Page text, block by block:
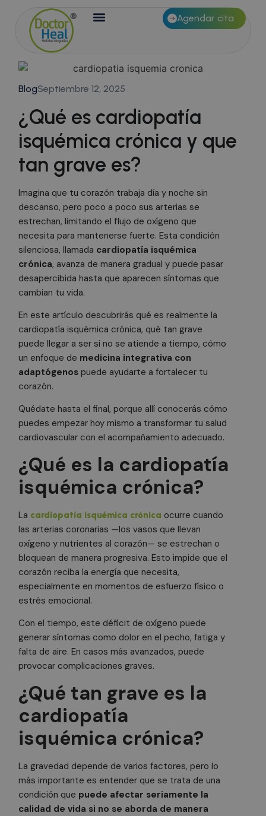
Agendar cita
BlogSeptiembre 12, 2025
¿Qué es cardiopatía
isquémica crónica y que
tan grave es?
Imagina que tu corazón trabaja día y noche sin
descanso, pero poco a poco sus arterias se
estrechan, limitando el flujo de oxígeno que
necesita para mantenerse fuerte. Esta condición
silenciosa, llamada cardiopatía isquémica
crónica, avanza de manera gradual y puede pasar
desapercibida hasta que aparecen síntomas que
cambian tu vida.
En este artículo descubrirás qué es realmente la
cardiopatía isquémica crónica, qué tan grave
puede llegar a ser si no se atiende a tiempo, cómo
un enfoque de medicina integrativa con
adaptógenos puede ayudarte a fortalecer tu
corazón.
Quédate hasta el final, porque allí conocerás cómo
puedes empezar hoy mismo a transformar tu salud
cardiovascular con el acompañamiento adecuado.
¿Qué es la cardiopatía
isquémica crónica?
La cardiopatía isquémica crónica ocurre cuando
las arterias coronarias —los vasos que llevan
oxígeno y nutrientes al corazón— se estrechan o
bloquean de manera progresiva. Esto impide que el
corazón reciba la energía que necesita,
especialmente en momentos de esfuerzo físico o
estrés emocional.
Con el tiempo, este déficit de oxígeno puede
generar síntomas como dolor en el pecho, fatiga y
falta de aire. En casos más avanzados, puede
provocar complicaciones graves.
¿Qué tan grave es la
cardiopatía
isquémica crónica?
La gravedad depende de varios factores, pero lo
más importante es entender que se trata de una
condición que puede afectar seriamente la
calidad de vida si no se aborda de manera